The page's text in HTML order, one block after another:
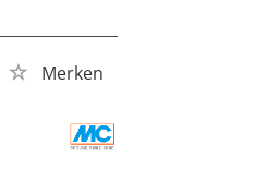
Merken